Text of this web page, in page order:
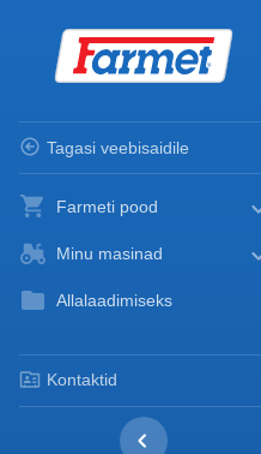
Tagasi veebisaidile
Farmeti pood
Minu masinad
Allalaadimiseks
Kontaktid